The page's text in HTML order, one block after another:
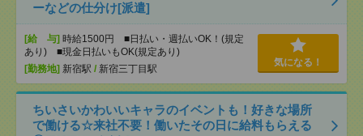
ーなどの仕分け[派遣]
[給 与] 時給1500円 ■日払い・週払いOK！(規定
あり) ■現金日払いもOK(規定あり)
[勤務地] 新宿駅 / 新宿三丁目駅
気になる！
ちいさいかわいいキャラのイベントも！好きな場所
で働ける☆来社不要！働いたその日に給料もらえる